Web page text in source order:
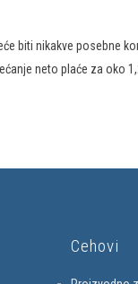
biti nikakve
neto plaće za oko
Cehovi